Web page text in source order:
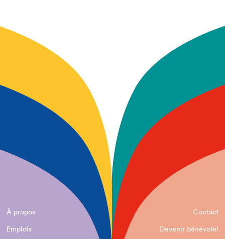
À propos
Contact
Emplois
Devenir bénévole!